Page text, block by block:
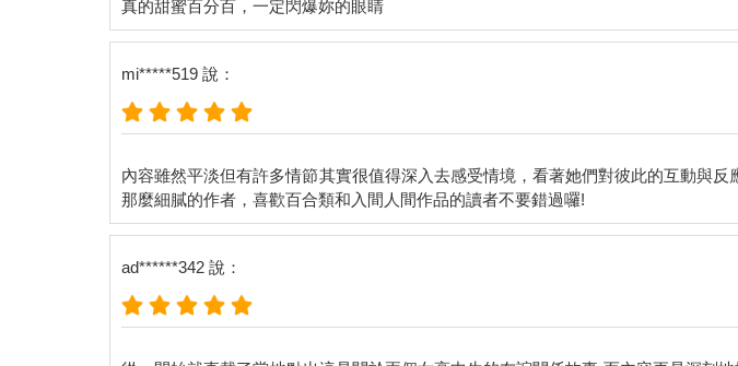
mi*****519 說：
內容雖然平淡但有許多情節其實很值得深入去感受情境，看著她們對彼此的互動與
ad******342 說：